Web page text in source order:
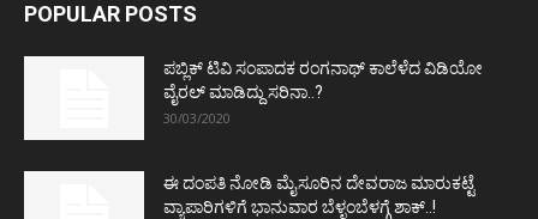
POPULAR POSTS
ಪಬ್ಲಿಕ್ ಟಿವಿ ಸಂಪಾದಕ ರಂಗನಾಥ್ ಕಾಲೆಳೆದ ವಿಡಿಯೋ
ವೈರಲ್ ಮಾಡಿದ್ದು ಸರಿನಾ..?
30/03/2020
ಈ ದಂಪತಿ ನೋಡಿ ಮೈಸೂರಿನ ದೇವರಾಜ ಮಾರುಕಟ್ಟೆ
ವ್ಯಾಪಾರಿಗಳಿಗೆ ಭಾನುವಾರ ಬೆಳ್ಳಂಬೆಳಗ್ಗೆ ಶಾಕ್..!